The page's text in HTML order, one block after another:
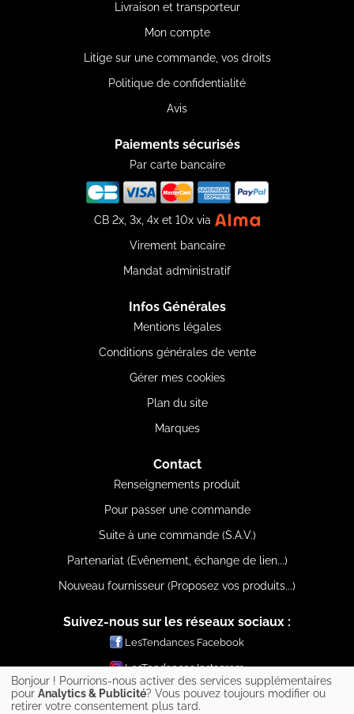
Livraison et transporteur
Mon compte
Litige sur une commande, vos droits
Politique de confidentialité
Avis
Paiements sécurisés
Par carte bancaire
CB 2x, 3x, 4x et 10x via
Virement bancaire
Mandat administratif
Infos Générales
Mentions légales
Conditions générales de vente
Gérer mes cookies
Plan du site
Marques
Contact
Renseignements produit
Pour passer une commande
Suite à une commande (S.A.V.)
Partenariat (Evênement, échange de lien...)
Nouveau fournisseur (Proposez vos produits...)
Suivez-nous sur les réseaux sociaux :
LesTendances Facebook
LesTendances Instagram
LesTendances Pinterest
Bonjour ! Pourrions-nous activer des services supplémentaires
pour Analytics & Publicité? Vous pouvez toujours modifier ou
retirer votre consentement plus tard.